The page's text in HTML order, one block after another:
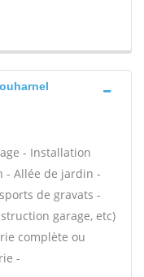
- Installation
- Allée de jardin -
de gravats -
garage, etc)
complète ou
-